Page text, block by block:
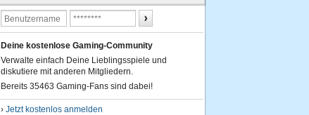
Deine kostenlose Gaming-Community
Verwalte einfach Deine Lieblingsspiele und
diskutiere mit anderen Mitgliedern.
Bereits 35463 Gaming-Fans sind dabei!
› Jetzt kostenlos anmelden